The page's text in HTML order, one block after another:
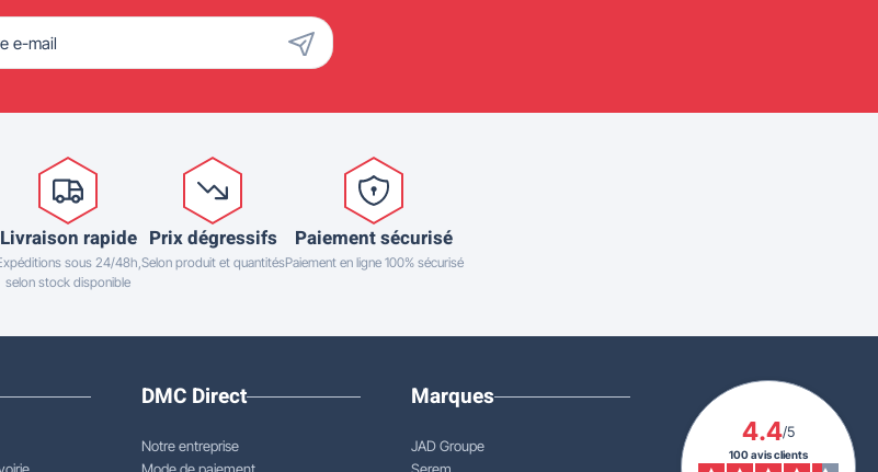
Livraison rapide
sous 24/48h,
selon stock disponible
Prix dégressifs
Selon produit et quantités
Paiement sécurisé
Paiement en ligne 100% sécurisé
DMC Direct
Notre entreprise
Marques
JAD Groupe
4.4/5
100 avis clients